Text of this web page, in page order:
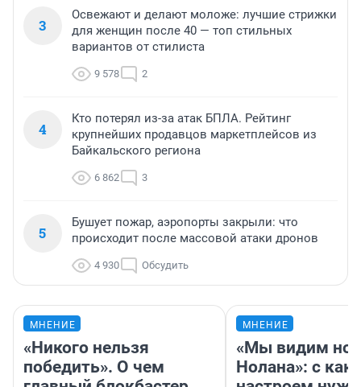
3
Освежают и делают моложе: лучшие стрижки
для женщин после 40 — топ стильных
вариантов от стилиста
9 578 2
4
Кто потерял из-за атак БПЛА. Рейтинг
крупнейших продавцов маркетплейсов из
Байкальского региона
6 862 3
5
Бушует пожар, аэропорты закрыли: что
происходит после массовой атаки дронов
4 930 Обсудить
МНЕНИЕ
«Никого нельзя
победить». О чем
МНЕНИЕ
«Мы видим
Нолана»: с